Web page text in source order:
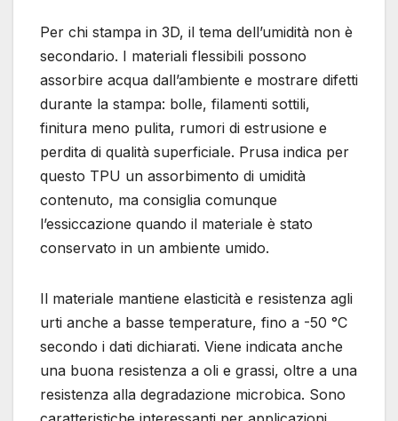
Per chi stampa in 3D, il tema dell’umidità non è
secondario. I materiali flessibili possono
assorbire acqua dall’ambiente e mostrare difetti
durante la stampa: bolle, filamenti sottili,
finitura meno pulita, rumori di estrusione e
perdita di qualità superficiale. Prusa indica per
questo TPU un assorbimento di umidità
contenuto, ma consiglia comunque
l’essiccazione quando il materiale è stato
conservato in un ambiente umido.
Il materiale mantiene elasticità e resistenza agli
urti anche a basse temperature, fino a -50 °C
secondo i dati dichiarati. Viene indicata anche
una buona resistenza a oli e grassi, oltre a una
resistenza alla degradazione microbica. Sono